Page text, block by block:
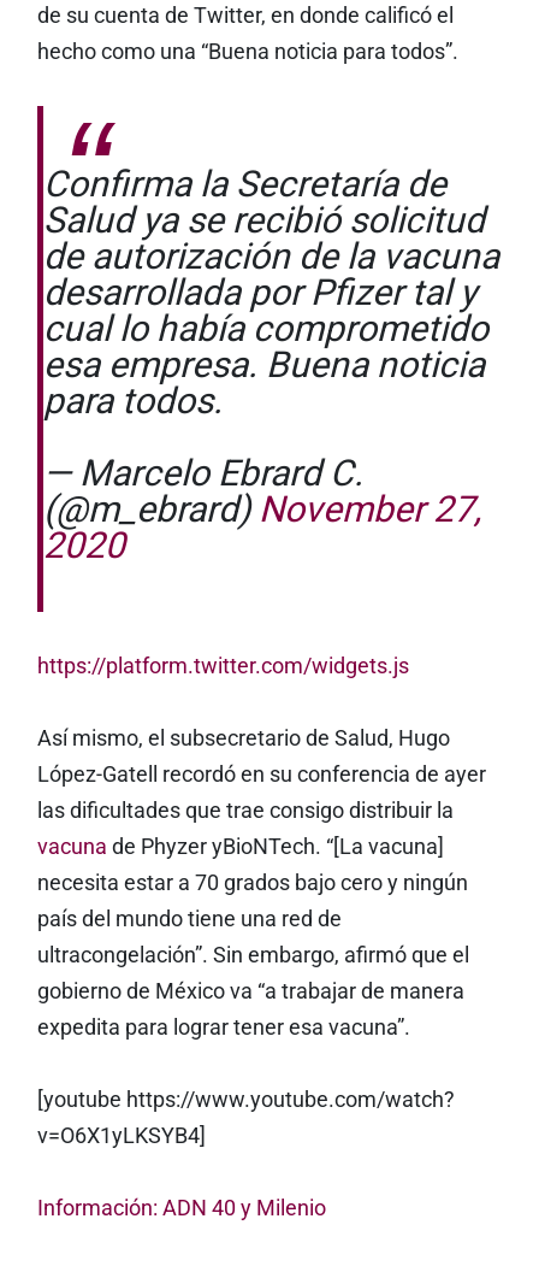
de su cuenta de Twitter, en donde calificó el
hecho como una “Buena noticia para todos”.
Confirma la Secretaría de
Salud ya se recibió solicitud
de autorización de la vacuna
desarrollada por Pfizer tal y
cual lo había comprometido
esa empresa. Buena noticia
para todos.
— Marcelo Ebrard C.
(@m_ebrard) November 27,
2020
https://platform.twitter.com/widgets.js
Así mismo, el subsecretario de Salud, Hugo
López-Gatell recordó en su conferencia de ayer
las dificultades que trae consigo distribuir la
vacuna de Phyzer yBioNTech. “[La vacuna]
necesita estar a 70 grados bajo cero y ningún
país del mundo tiene una red de
ultracongelación”. Sin embargo, afirmó que el
gobierno de México va “a trabajar de manera
expedita para lograr tener esa vacuna”.
[youtube https://www.youtube.com/watch?
v=O6X1yLKSYB4]
Información: ADN 40 y Milenio